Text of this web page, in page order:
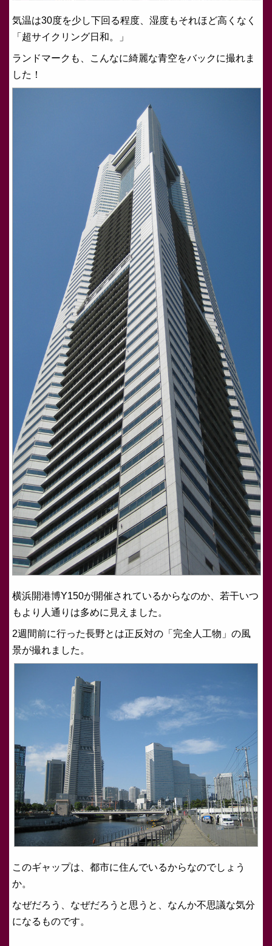
気温は30度を少し下回る程度、湿度もそれほど高くなく
「超サイクリング日和。」
ランドマークも、こんなに綺麗な青空をバックに撮れま
した！
横浜開港博Y150が開催されているからなのか、若干いつ
もより人通りは多めに見えました。
2週間前に行った長野とは正反対の「完全人工物」の風
景が撮れました。
このギャップは、都市に住んでいるからなのでしょう
か。
なぜだろう、なぜだろうと思うと、なんか不思議な気分
になるものです。